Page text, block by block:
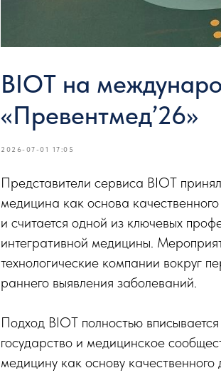
BIOT на
«Превентмед’26»
2026-07-01 17:05
Представители сервиса BIOT
медицина как основа
и считается одной из ключевых
интегративной медицины.
технологические компании вокруг
раннего выявления заболеваний.
Подход BIOT полностью
государство и медицинское
медицину как основу